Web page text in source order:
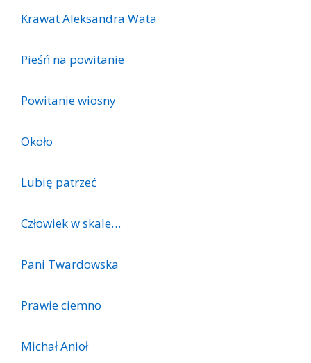
Krawat Aleksandra Wata
Pieśń na powitanie
Powitanie wiosny
Około
Lubię patrzeć
Człowiek w skale…
Pani Twardowska
Prawie ciemno
Michał Anioł